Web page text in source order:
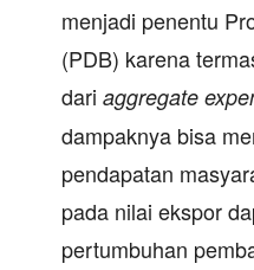
menjadi penentu
(PDB) karena
dari aggregate
dampaknya bisa
pendapatan
pada nilai ekspor
pertumbuhan